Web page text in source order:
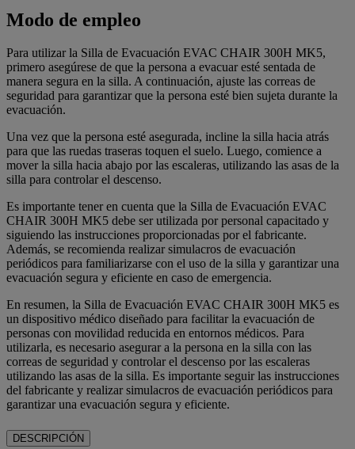
Modo de empleo
Para utilizar la Silla de Evacuación EVAC CHAIR 300H MK5,
primero asegúrese de que la persona a evacuar esté sentada de
manera segura en la silla. A continuación, ajuste las correas de
seguridad para garantizar que la persona esté bien sujeta durante la
evacuación.
Una vez que la persona esté asegurada, incline la silla hacia atrás
para que las ruedas traseras toquen el suelo. Luego, comience a
mover la silla hacia abajo por las escaleras, utilizando las asas de la
silla para controlar el descenso.
Es importante tener en cuenta que la Silla de Evacuación EVAC
CHAIR 300H MK5 debe ser utilizada por personal capacitado y
siguiendo las instrucciones proporcionadas por el fabricante.
Además, se recomienda realizar simulacros de evacuación
periódicos para familiarizarse con el uso de la silla y garantizar una
evacuación segura y eficiente en caso de emergencia.
En resumen, la Silla de Evacuación EVAC CHAIR 300H MK5 es
un dispositivo médico diseñado para facilitar la evacuación de
personas con movilidad reducida en entornos médicos. Para
utilizarla, es necesario asegurar a la persona en la silla con las
correas de seguridad y controlar el descenso por las escaleras
utilizando las asas de la silla. Es importante seguir las instrucciones
del fabricante y realizar simulacros de evacuación periódicos para
garantizar una evacuación segura y eficiente.
DESCRIPCIÓN